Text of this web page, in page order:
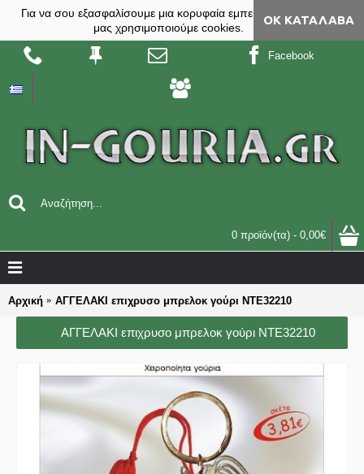
Για να σου εξασφαλίσουμε μια κορυφαία εμπειρία, στο site
μας χρησιμοποιούμε cookies.
ΟΚ ΚΑΤΆΛΑΒΑ
Facebook
0 προϊόν(τα) - 0,00€
Αρχική ΑΓΓΕΛΑΚI επιχρυσο μπρελοκ γούρι ΝΤΕ32210
ΑΓΓΕΛΑΚI επιχρυσο μπρελοκ γούρι ΝΤΕ32210